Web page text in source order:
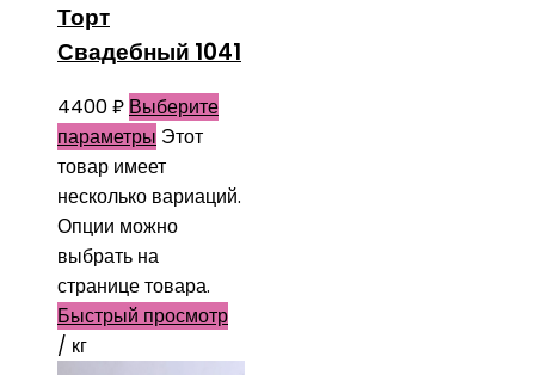
Торт
Свадебный 1041
4400₽ Выберите
параметры Этот
товар имеет
несколько вариаций.
Опции можно
выбрать на
странице товара.
Быстрый просмотр
/ кг